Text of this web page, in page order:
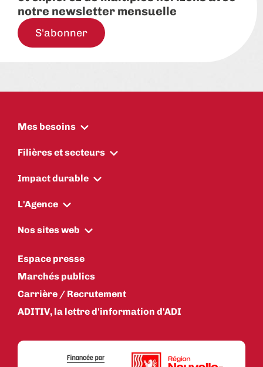
notre newsletter mensuelle
S'abonner
Mes besoins
Filières et secteurs
Impact durable
L'Agence
Nos sites web
Espace presse
Marchés publics
Carrière / Recrutement
ADITIV, la lettre d'information d'ADI